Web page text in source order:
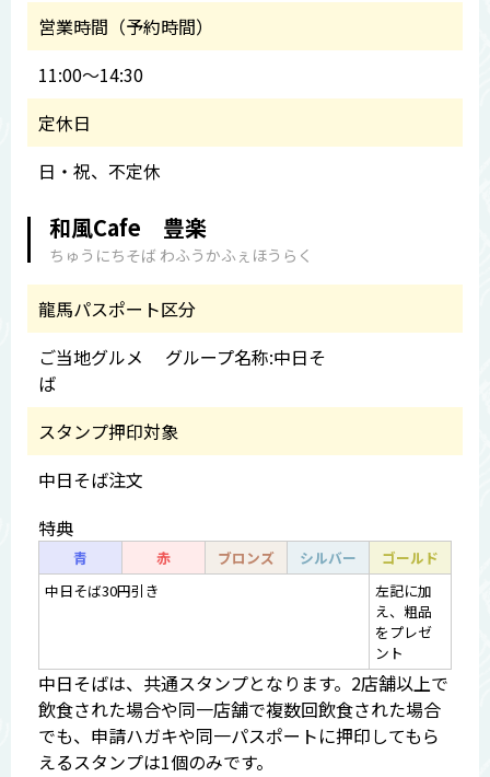
営業時間（予約時間）
11:00～14:30
定休日
日・祝、不定休
和風Cafe 豊楽
ちゅうにちそば わふうかふぇほうらく
龍馬パスポート区分
ご当地グルメ グループ名称:中日そ
ば
スタンプ押印対象
中日そば注文
特典
青 赤 ブロンズ シルバー
ゴールド
中日そば30円引き
左記に加
え、粗品
をプレゼ
ント
中日そばは、共通スタンプとなります。2店舗以上で
飲食された場合や同一店舗で複数回飲食された場合
でも、申請ハガキや同一パスポートに押印してもら
えるスタンプは1個のみです。